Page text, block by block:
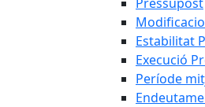
Estabilitat
Execució
Període